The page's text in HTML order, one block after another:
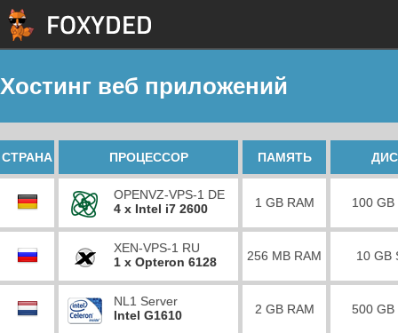
Хостинг веб приложений
СТРАНА ПРОЦЕССОР ПАМЯТЬ
OPENVZ-VPS-1 DE
4 x Intel i7 2600
1 GB RAM 100 GB
XEN-VPS-1 RU
1 x Opteron 6128
256 MB RAM 10 GB
NL1 Server
Intel G1610
2 GB RAM 500 GB